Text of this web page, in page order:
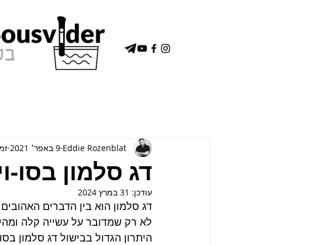
דג סלמון בסו-
Eddie Rozenblat 9 באפר׳ 2021
עודכן: 31 במרץ 2024
דג סלמון הוא בין הדברים
לא רק שמדובר על עשייה קלה
היתרון הגדול בבישול דג סלמון